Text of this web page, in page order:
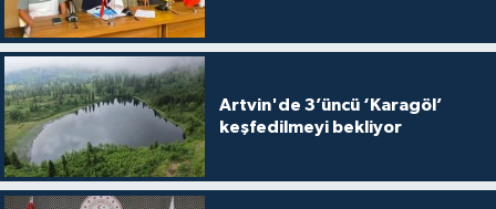
Artvin'de 3’üncü ‘Karagöl’
keşfedilmeyi bekliyor